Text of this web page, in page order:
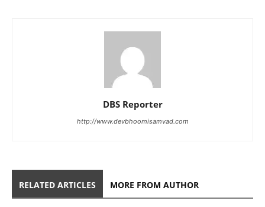
DBS Reporter
http://www.devbhoomisamvad.com
RELATED ARTICLES MORE FROM AUTHOR